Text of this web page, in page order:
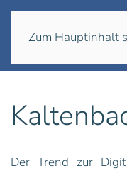
Zum Hauptinhalt
Der Trend zur